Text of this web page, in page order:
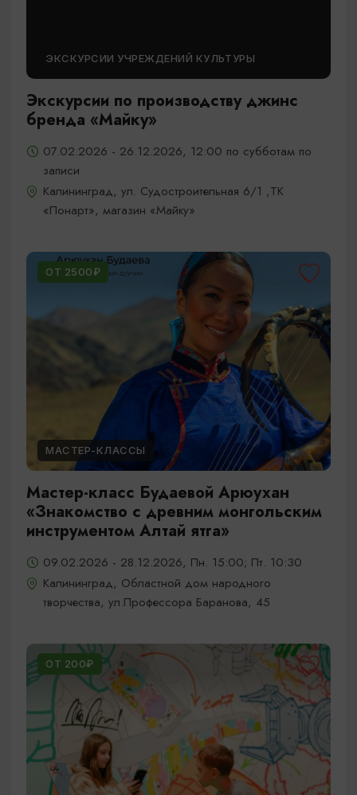
ЭКСКУРСИИ УЧРЕЖДЕНИЙ КУЛЬТУРЫ
Экскурсии по производству джинс
бренда «Майку»
07.02.2026 - 26.12.2026, 12:00 по субботам по
записи
Калининград, ул. Судостроительная 6/1 ,ТК
«Понарт», магазин «Майку»
ОТ 2500₽
МАСТЕР-КЛАССЫ
Мастер-класс Будаевой Арюухан
«Знакомство с древним монгольским
инструментом Алтай ятга»
09.02.2026 - 28.12.2026, Пн. 15:00; Пт. 10:30
Калининград, Областной дом народного
творчества, ул.Профессора Баранова, 45
ОТ 200₽